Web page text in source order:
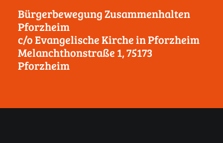
Bürgerbewegung Zusammenhalten
Pforzheim
c/o Evangelische Kirche in Pforzheim
Melanchthonstraße 1, 75173
Pforzheim